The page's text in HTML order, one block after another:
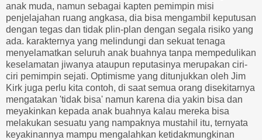
anak muda, namun sebagai kapten pemimpin misi
penjelajahan ruang angkasa, dia bisa mengambil keputusan
dengan tegas dan tidak plin-plan dengan segala risiko yang
ada. karakternya yang melindungi dan sekuat tenaga
menyelamatkan seluruh anak buahnya tanpa mempedulikan
keselamatan jiwanya ataupun reputasinya merupakan ciri-
ciri pemimpin sejati. Optimisme yang ditunjukkan oleh Jim
Kirk juga perlu kita contoh, di saat semua orang disekitarnya
mengatakan 'tidak bisa' namun karena dia yakin bisa dan
meyakinkan kepada anak buahnya kalau mereka bisa
melakukan sesuatu yang nampaknya mustahil itu, ternyata
keyakinannya mampu mengalahkan ketidakmungkinan